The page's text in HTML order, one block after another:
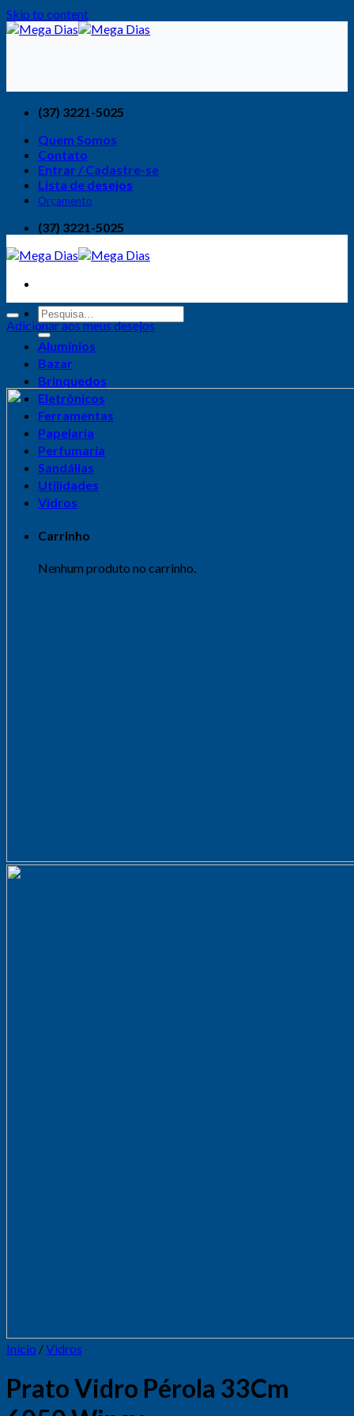
Skip to content
(37) 3221-5025
Quem Somos
Contato
Entrar / Cadastre-se
Lista de desejos
Orçamento
(37) 3221-5025
Alumínios
Bazar
Brinquedos
Eletrônicos
Ferramentas
Papelaria
Perfumaria
Sandálias
Utilidades
Vidros
Carrinho
Nenhum produto no carrinho.
Adicionar aos meus desejos
Início /Vidros
Prato Vidro Pérola 33Cm